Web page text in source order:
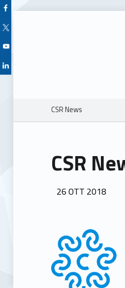
Facebook Unioncamere Veneto
Twitter Unioncamere Veneto
Youtube Unioncamere Veneto
Linkedin Unioncamere Veneto
Breadcrumbs navigation
CSR News
CSR
POSTED ON:
26OTT 2018